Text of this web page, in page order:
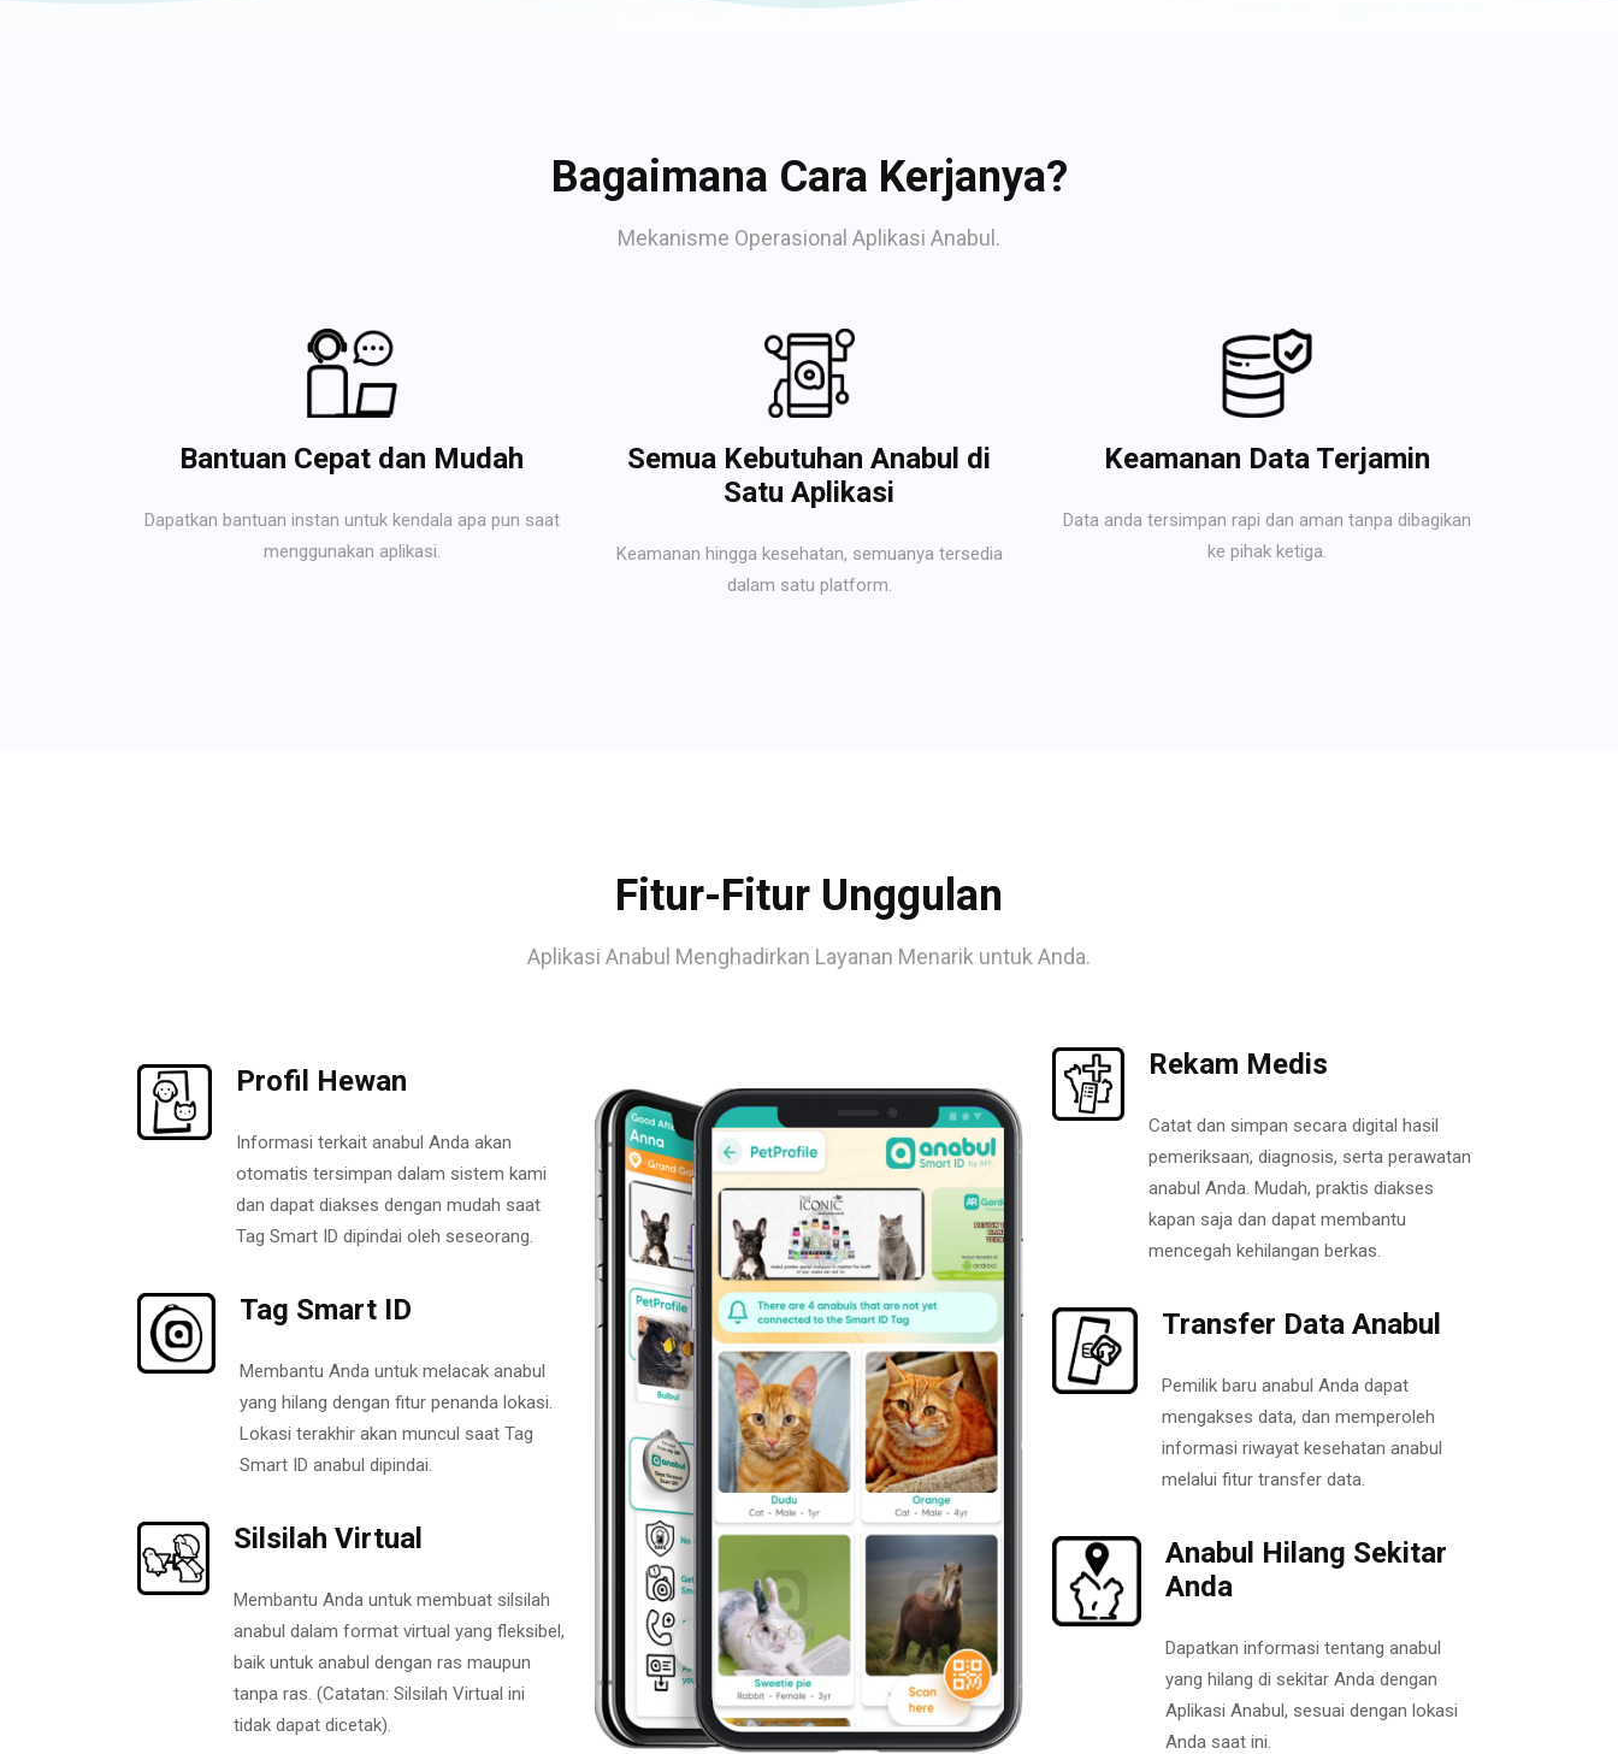
Bagaimana Cara Kerjanya?
Mekanisme Operasional Aplikasi Anabul.
Bantuan Cepat dan Mudah
Dapatkan bantuan instan untuk kendala apa pun saat
menggunakan aplikasi.
Semua Kebutuhan Anabul di
Satu Aplikasi
Keamanan hingga kesehatan, semuanya tersedia
dalam satu platform.
Keamanan Data Terjamin
Data anda tersimpan rapi dan aman tanpa dibagikan
ke pihak ketiga.
Fitur-Fitur Unggulan
Aplikasi Anabul Menghadirkan Layanan Menarik untuk Anda.
Profil Hewan
Informasi terkait anabul Anda akan
otomatis tersimpan dalam sistem kami
dan dapat diakses dengan mudah saat
Tag Smart ID dipindai oleh seseorang.
Tag Smart ID
Membantu Anda untuk melacak anabul
yang hilang dengan fitur penanda lokasi.
Lokasi terakhir akan muncul saat Tag
Smart ID anabul dipindai.
Silsilah Virtual
Membantu Anda untuk membuat silsilah
anabul dalam format virtual yang fleksibel,
baik untuk anabul dengan ras maupun
tanpa ras. (Catatan: Silsilah Virtual ini
tidak dapat dicetak).
Rekam Medis
Catat dan simpan secara digital hasil
pemeriksaan, diagnosis, serta perawatan
anabul Anda. Mudah, praktis diakses
kapan saja dan dapat membantu
mencegah kehilangan berkas.
Transfer Data Anabul
Pemilik baru anabul Anda dapat
mengakses data, dan memperoleh
informasi riwayat kesehatan anabul
melalui fitur transfer data.
Anabul Hilang Sekitar
Anda
Dapatkan informasi tentang anabul
yang hilang di sekitar Anda dengan
Aplikasi Anabul, sesuai dengan lokasi
Anda saat ini.